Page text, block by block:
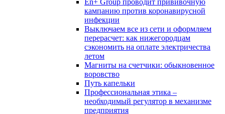
En+ Group проводит прививочную
кампанию против коронавирусной
инфекции
Выключаем все из сети и оформляем
перерасчет: как нижегородцам
сэкономить на оплате электричества
летом
Магниты на счетчики: обыкновенное
воровство
Путь капельки
Профессиональная этика –
необходимый регулятор в механизме
предприятия